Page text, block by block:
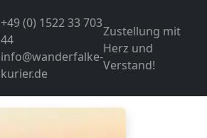
+49 (0) 1522 33 703
44
info@wanderfalke-
kurier.de
Zustellung mit
Herz und
Verstand!